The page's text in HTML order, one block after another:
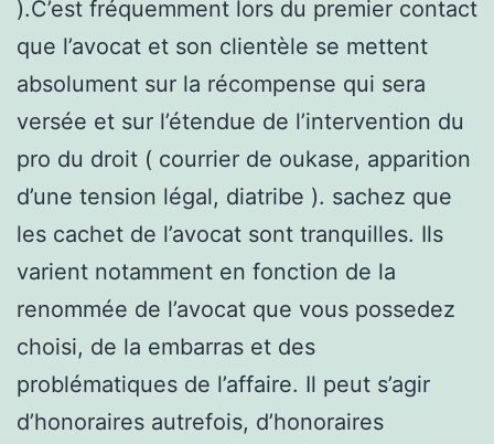
).C’est fréquemment lors du premier contact
que l’avocat et son clientèle se mettent
absolument sur la récompense qui sera
versée et sur l’étendue de l’intervention du
pro du droit ( courrier de oukase, apparition
d’une tension légal, diatribe ). sachez que
les cachet de l’avocat sont tranquilles. Ils
varient notamment en fonction de la
renommée de l’avocat que vous possedez
choisi, de la embarras et des
problématiques de l’affaire. Il peut s’agir
d’honoraires autrefois, d’honoraires